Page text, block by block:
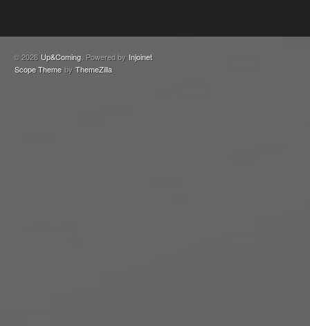
© 2026 Up&Coming . Powered by Injoinet
Scope Theme by ThemeZilla